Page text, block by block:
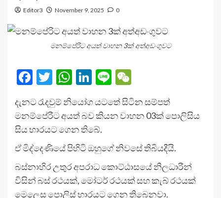
Editor3 November 9, 2025 0
මනම්පේරිට අයත් වාහන 3ක් අත්අඩංගුවට
Facebook
Twitter
WhatsApp
LinkedIn
Line
දැනට රැදවුම් නියෝග යටතේ සිටින සම්පත්
මනම්පේරීට අයත් බව කියන වාහන 03ක් පොලිසිය
සිය භාරයට ගෙන තිබේ.
ඒ මිද්දෙණියේ පිහිටි ඔහුගේ නිවසේ තිබියදීයි.
බස්නාහිර උතුර අපරාධ කොට්ඨාසයේ නිලධාරීන්
විසින් බස් රථයක්, මෝටර් රථයක් සහ කැබ් රථයක්
මෙලෙස පොලිස් භාරයට ගෙන තිබෙනවා.